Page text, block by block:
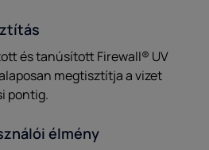
és tanúsított Firewall® UV
megtisztítja a vizet
pontig.
élmény